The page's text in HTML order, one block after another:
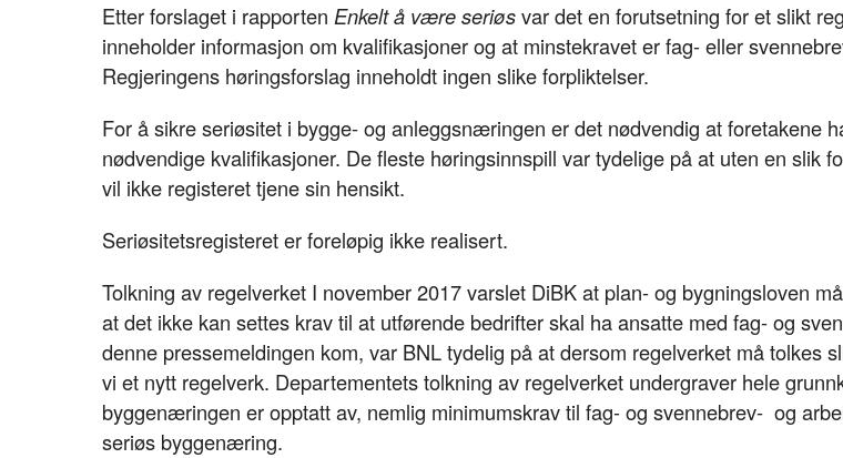
Etter forslaget i rapporten Enkelt å være seriøsvar det en forutsetning for et slikt
inneholder informasjon om kvalifikasjoner og at minstekravet er fag- eller
Regjeringens høringsforslag inneholdt ingen slike forpliktelser.
For å sikre seriøsitet i bygge- og anleggsnæringen er det nødvendig at foretakene
nødvendige kvalifikasjoner. De fleste høringsinnspill var tydelige på at uten en slik
vil ikke registeret tjene sin hensikt.
Seriøsitetsregisteret er foreløpig ikke realisert.
Tolkning av regelverket I november 2017 varslet DiBK at plan- og bygningsloven
at det ikke kan settes krav til at utførende bedrifter skal ha ansatte med fag- og
denne pressemeldingen kom, var BNL tydelig på at dersom regelverket må tolkes
vi et nytt regelverk. Departementets tolkning av regelverket undergraver hele
byggenæringen er opptatt av, nemlig minimumskrav til fag- og svennebrev- og
seriøs byggenæring.